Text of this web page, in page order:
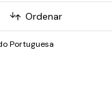
Ordenar
Portuguesa